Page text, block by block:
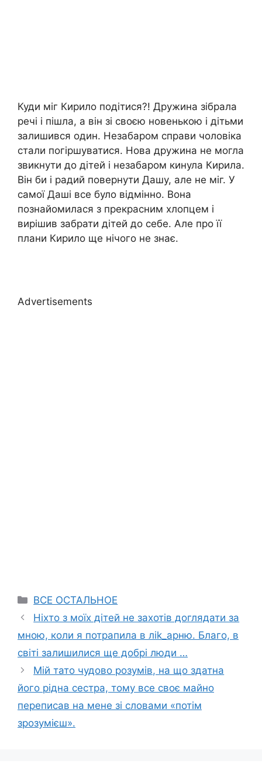
Куди міг Кирило подітися?! Дружина зібрала
речі і пішла, а він зі своєю новенькою і дітьми
залишився один. Незабаром справи чоловіка
стали погіршуватися. Нова дружина не могла
звикнути до дітей і незабаром кинула Кирила.
Він би і радий повернути Дашу, але не міг. У
самої Даші все було відмінно. Вона
познайомилася з прекрасним хлопцем і
вирішив забрати дітей до себе. Але про її
плани Кирило ще нічого не знає.
Advertisements
Categories
ВСЕ ОСТАЛЬНОЕ
Ніхто з моїх дітей не захотів доглядати за
мною, коли я потрапила в лik_apню. Благо, в
світі залишилися ще добрі люди …
Мій тато чудово розумів, на що здатна
його рідна сестра, тому все своє майно
переписав на мене зі словами «потім
зрозумієш».